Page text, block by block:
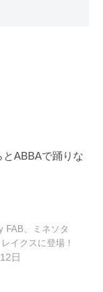
ABBAで踊りな
FAB、ミネソタ
イクスに登場！
日